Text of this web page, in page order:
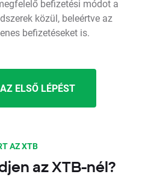
befizetési módot a
közül, beleértve az
befizetéseket is.
ELSŐ LÉPÉST
AZ XTB
az XTB-nél?